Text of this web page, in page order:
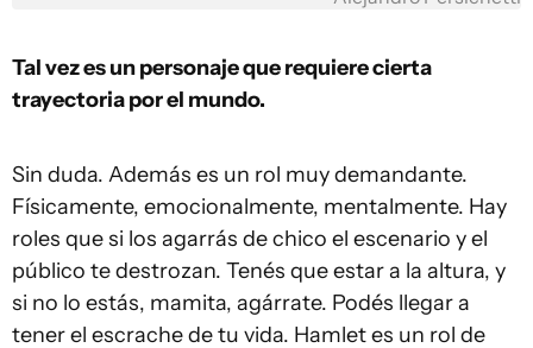
Tal vez es un personaje que requiere cierta
trayectoria por el mundo.
Sin duda. Además es un rol muy demandante.
Físicamente, emocionalmente, mentalmente. Hay
roles que si los agarrás de chico el escenario y el
público te destrozan. Tenés que estar a la altura, y
si no lo estás, mamita, agárrate. Podés llegar a
tener el escrache de tu vida. Hamlet es un rol de